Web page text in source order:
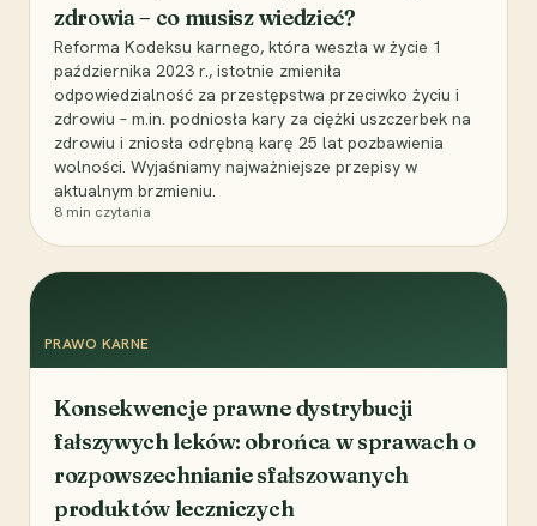
zdrowia – co musisz wiedzieć?
Reforma Kodeksu karnego, która weszła w życie 1
października 2023 r., istotnie zmieniła
odpowiedzialność za przestępstwa przeciwko życiu i
zdrowiu – m.in. podniosła kary za ciężki uszczerbek na
zdrowiu i zniosła odrębną karę 25 lat pozbawienia
wolności. Wyjaśniamy najważniejsze przepisy w
aktualnym brzmieniu.
8 min czytania
PRAWO KARNE
Konsekwencje prawne dystrybucji
fałszywych leków: obrońca w sprawach o
rozpowszechnianie sfałszowanych
produktów leczniczych